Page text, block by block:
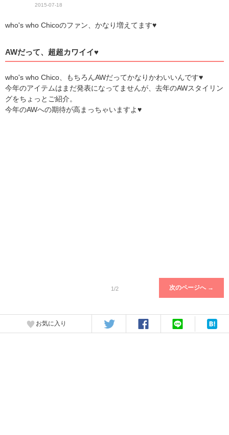
2015-07-18
who's who Chicoのファン、かなり増えてます♥
AWだって、超超カワイイ♥
who's who Chico、もちろんAWだってかなりかわいいんです♥
今年のアイテムはまだ発表になってませんが、去年のAWスタイリン
グをちょっとご紹介。
今年のAWへの期待が高まっちゃいますよ♥
1/2 次のページへ →
お気に入り